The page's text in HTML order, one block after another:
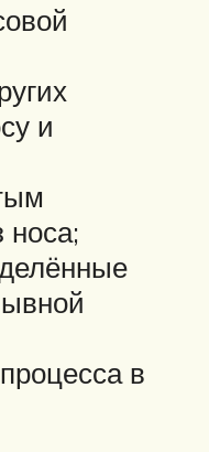
и
носа;
в